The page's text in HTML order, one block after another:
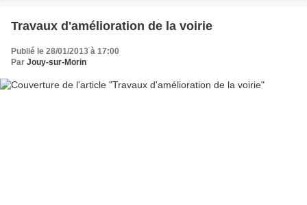
Travaux d'amélioration de la voirie
Publié le 28/01/2013 à 17:00
Par Jouy-sur-Morin